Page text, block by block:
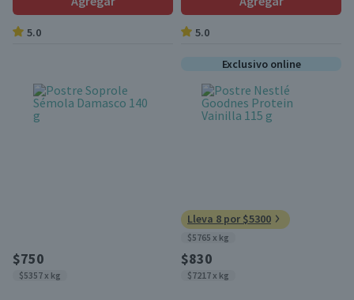
5.0 5.0
$750
$5357 x kg
Exclusivo online
Lleva 8 por $5300
$5765 x kg
$830
$7217 x kg